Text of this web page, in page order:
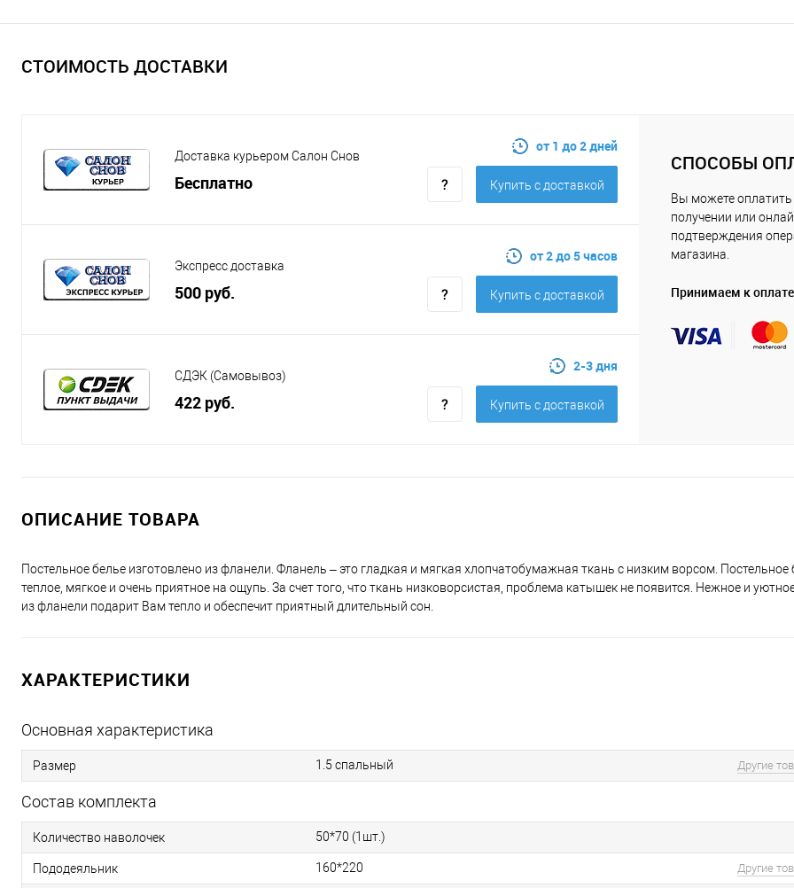
СТОИМОСТЬ ДОСТАВКИ
Доставка курьером Салон Снов
Бесплатно
от 1 до 2 дней
Купить c доставкой
Экспресс доставка
500 руб.
от 2 до 5 часов
Купить c доставкой
СДЭК (Самовывоз)
422 руб.
2-3 дня
Купить c доставкой
СПОСОБЫ
Вы можете оплатить
получении или
подтверждения
магазина.
Принимаем к оплате
ОПИСАНИЕ ТОВАРА
Постельное белье изготовлено из фланели. Фланель – это гладкая и мягкая хлопчатобумажная ткань с низким ворсом. Постельное
теплое, мягкое и очень приятное на ощупь. За счет того, что ткань низковорсистая, проблема катышек не появится. Нежное и
из фланели подарит Вам тепло и обеспечит приятный длительный сон.
ХАРАКТЕРИСТИКИ
Основная характеристика
Размер 1.5 спальный Другие
Состав комплекта
Количество наволочек 50*70 (1шт.)
Пододеяльник 160*220 Другие